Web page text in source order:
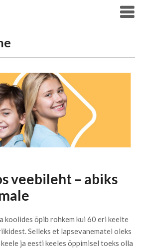
veebileht – abiks
koolides õpib rohkem kui 60 eri keelte
Selleks et lapsevanematel oleks
ja eesti keeles õppimisel toeks olla